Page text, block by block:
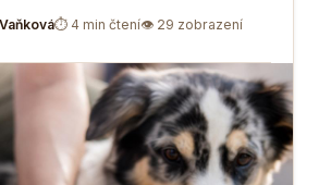
⏱ 4 min čtení👁 29 zobrazení